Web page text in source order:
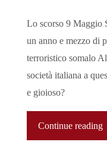
Lo scorso 9 Maggio
un anno e mezzo di
terroristico somalo
società italiana a
e gioioso?
Continue reading